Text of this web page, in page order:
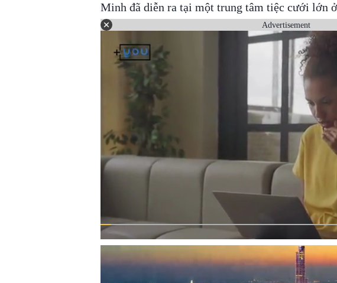
Minh đã diễn ra tại một trung tâm tiệc cưới lớn
Advertisement